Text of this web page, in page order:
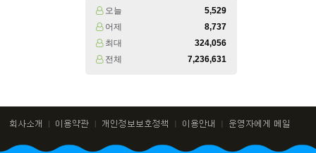
오늘
5,529
어제
8,737
최대
324,056
전체
7,236,631